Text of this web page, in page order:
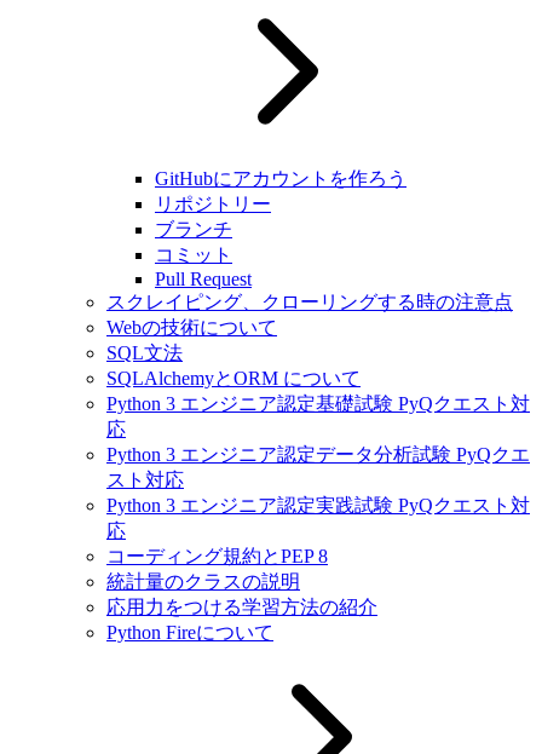
GitHubにアカウントを作ろう
リポジトリー
ブランチ
コミット
Pull Request
スクレイピング、クローリングする時の注意点
Webの技術について
SQL文法
SQLAlchemyとORM について
Python 3 エンジニア認定基礎試験 PyQクエスト対
応
Python 3 エンジニア認定データ分析試験 PyQクエ
スト対応
Python 3 エンジニア認定実践試験 PyQクエスト対
応
コーディング規約とPEP 8
統計量のクラスの説明
応用力をつける学習方法の紹介
Python Fireについて